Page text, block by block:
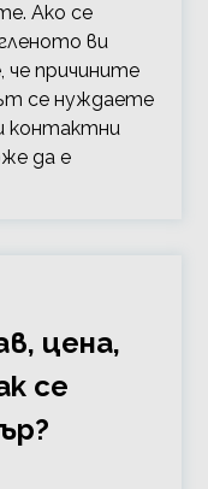
Ако се
ви
че причините
се нуждаете
контактни
да е
цена,
се